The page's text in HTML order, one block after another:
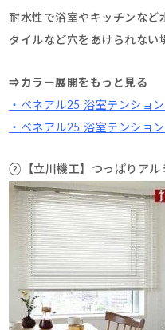
耐水性で浴室やキッチンなど
タイルなど穴をあけられない
⇒カラー展開をもっと見る
・ベネアル25 浴室テンショ
・ベネアル25 浴室テンショ
②【立川機工】つっぱりアル